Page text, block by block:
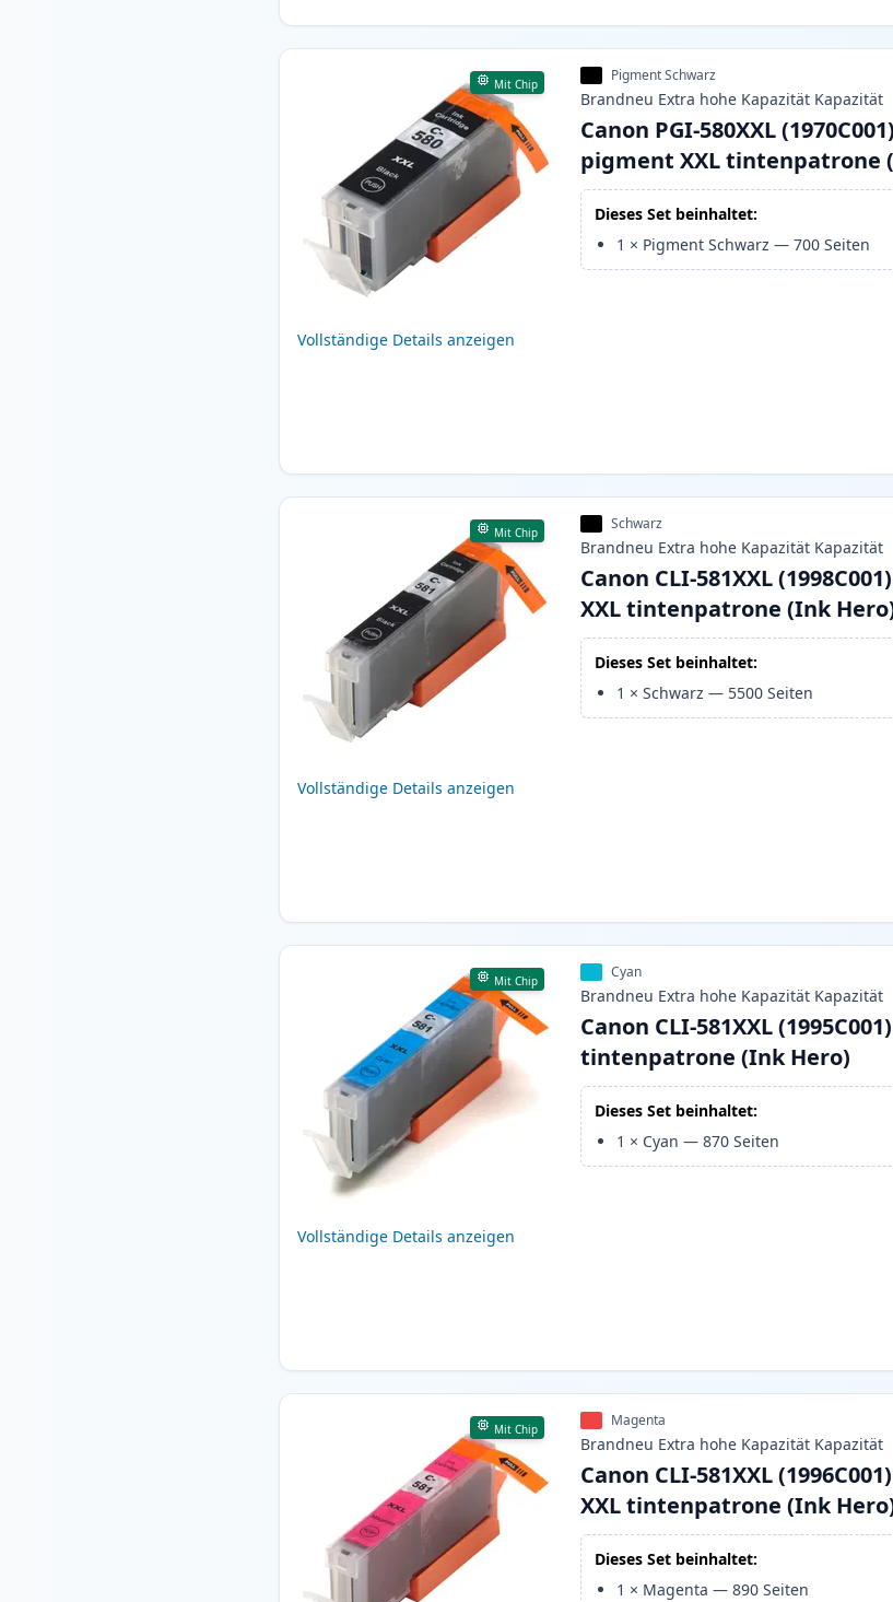
Mit Chip
Vollständige Details anzeigen
Pigment Schwarz
Brandneu Extra hohe Kapazität Kapazität
Canon PGI-580XXL
pigment XXL tintenpatrone
Dieses Set beinhaltet:
1 × Pigment Schwarz —700 Seiten
Mit Chip
Vollständige Details anzeigen
Schwarz
Brandneu Extra hohe Kapazität Kapazität
Canon CLI-581XXL
XXL tintenpatrone (Ink
Dieses Set beinhaltet:
1 ×Schwarz — 5500 Seiten
Mit Chip
Vollständige Details anzeigen
Cyan
Brandneu Extra hohe Kapazität Kapazität
Canon CLI-581XXL
tintenpatrone (Ink Hero)
Dieses Set beinhaltet:
1 × Cyan —870 Seiten
Mit Chip Magenta
Brandneu Extra hohe Kapazität Kapazität
Canon CLI-581XXL
XXL tintenpatrone (Ink
Dieses Set beinhaltet:
1 × Magenta —890 Seiten